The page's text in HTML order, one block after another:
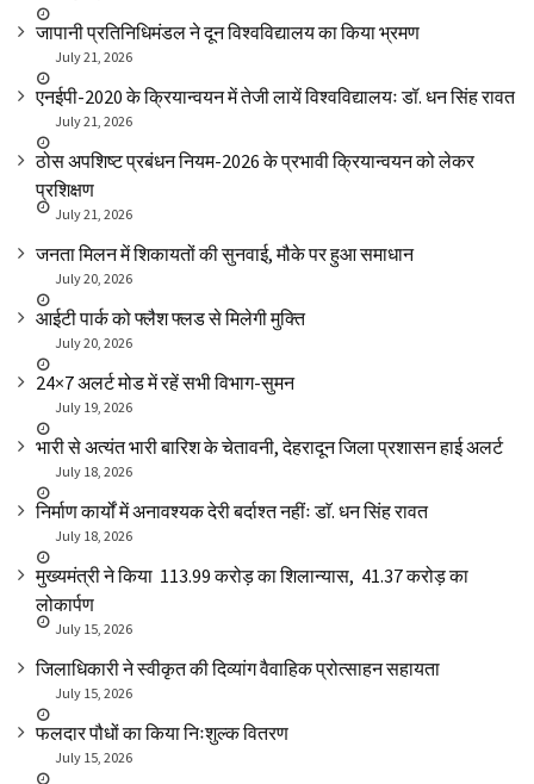
जापानी प्रतिनिधिमंडल ने दून विश्वविद्यालय का किया भ्रमण
July 21, 2026
एनईपी-2020 के क्रियान्वयन में तेजी लायें विश्वविद्यालयः डॉ. धन सिंह रावत
July 21, 2026
ठोस अपशिष्ट प्रबंधन नियम-2026 के प्रभावी क्रियान्वयन को लेकर
प्रशिक्षण
July 21, 2026
जनता मिलन में शिकायतों की सुनवाई, मौके पर हुआ समाधान
July 20, 2026
आईटी पार्क को फ्लैश फ्लड से मिलेगी मुक्ति
July 20, 2026
24×7 अलर्ट मोड में रहें सभी विभाग-सुमन
July 19, 2026
भारी से अत्यंत भारी बारिश के चेतावनी, देहरादून जिला प्रशासन हाई अलर्ट
July 18, 2026
निर्माण कार्यों में अनावश्यक देरी बर्दाश्त नहींः डाॅ. धन सिंह रावत
July 18, 2026
मुख्यमंत्री ने किया ₹ 113.99 करोड़ का शिलान्यास, ₹ 41.37 करोड़ का
लोकार्पण
July 15, 2026
जिलाधिकारी ने स्वीकृत की दिव्यांग वैवाहिक प्रोत्साहन सहायता
July 15, 2026
फलदार पौधों का किया निःशुल्क वितरण
July 15, 2026